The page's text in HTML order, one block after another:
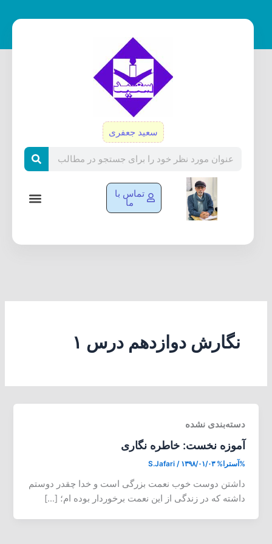
سعید جعفری
تماس با
ما
نگارش دوازدهم درس ۱
دسته‌بندی نشده
آموزه نخست: خاطره نگاری
%آسترا% S.Jafari / ۱۳۹۸/۰۱/۰۳
داشتن دوست خوب نعمت بزرگی است و خدا چقدر دوستم
داشته که در زندگی از این نعمت برخوردار بوده ام؛ […]